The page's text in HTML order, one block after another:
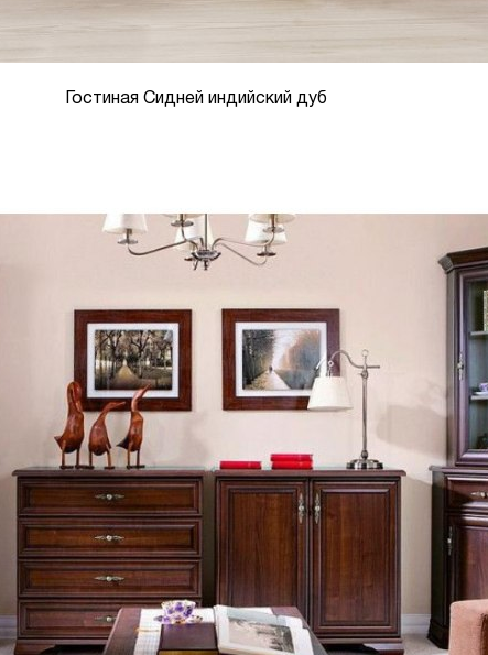
Гостиная Сидней индийский дуб